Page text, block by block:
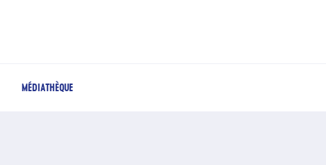
MÉDIATHÈQUE